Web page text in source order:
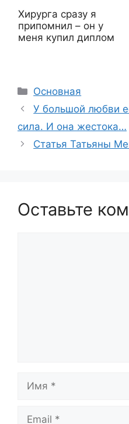
Хирурга сразу я
припомнил – он у
меня купил диплом
Рубрики
Основная
У большой любви
сила. И она жестока…
Статья Татьяны
Оставьте
Имя
Email